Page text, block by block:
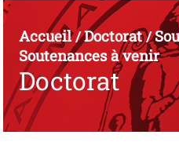
Accueil/Doctorat/
Soutenances à venir
Doctorat